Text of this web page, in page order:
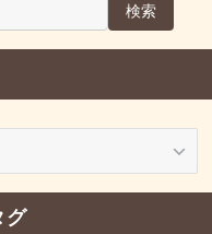
検索
グ